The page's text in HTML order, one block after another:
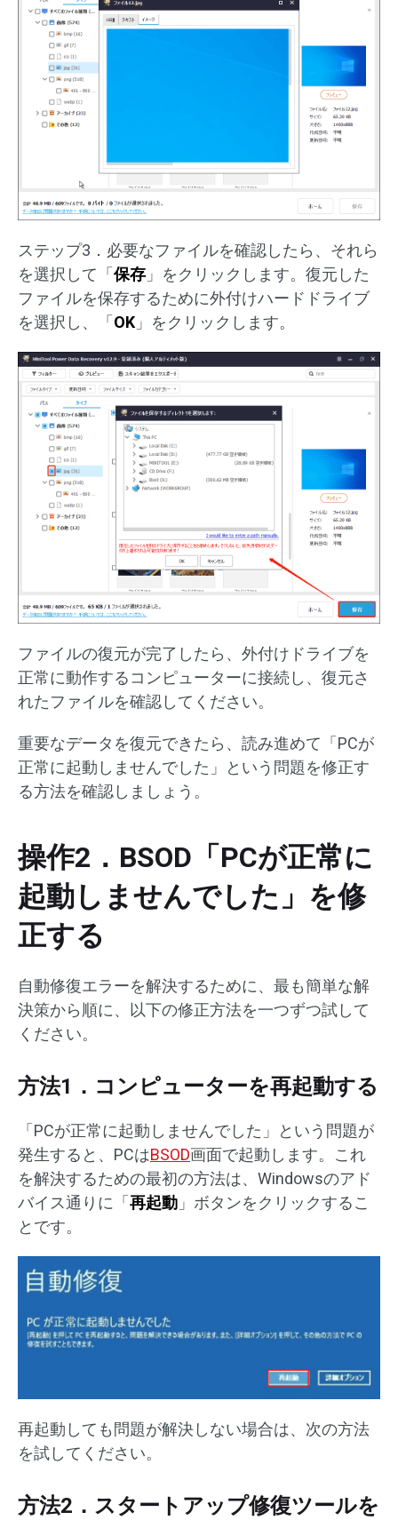
ステップ3．必要なファイルを確認したら、それら
を選択して「 保存 」をクリックします。復元した
ファイルを保存するために外付けハードドライブ
を選択し、「 OK 」をクリックします。
ファイルの復元が完了したら、外付けドライブを
正常に動作するコンピューターに接続し、復元さ
れたファイルを確認してください。
重要なデータを復元できたら、読み進めて「PCが
正常に起動しませんでした」という問題を修正す
る方法を確認しましょう。
操作2．BSOD「PCが正常に
起動しませんでした」を修
正する
自動修復エラーを解決するために、最も簡単な解
決策から順に、以下の修正方法を一つずつ試して
ください。
方法1．コンピューターを再起動する
「PCが正常に起動しませんでした」という問題が
発生すると、PCはBSOD画面で起動します。これ
を解決するための最初の方法は、Windowsのアド
バイス通りに「 再起動 」ボタンをクリックするこ
とです。
再起動しても問題が解決しない場合は、次の方法
を試してください。
方法2．スタートアップ修復ツールを